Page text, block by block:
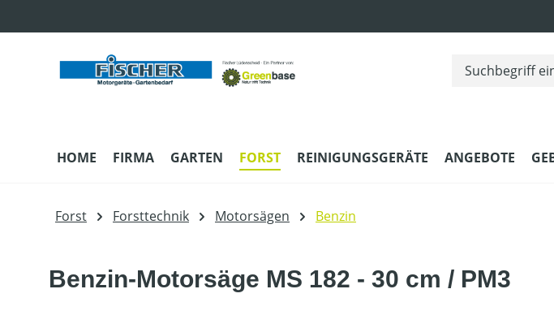
HOME FIRMA GARTEN FORST REINIGUNGSGERÄTE ANGEBOTE
Forst Forsttechnik Motorsägen Benzin
Benzin-Motorsäge MS 182 - 30 cm / PM3